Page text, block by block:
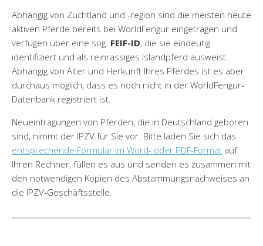
Abhängig von Zuchtland und -region sind die meisten heute
aktiven Pferde bereits bei WorldFengur eingetragen und
verfügen über eine sog. FEIF-ID, die sie eindeutig
identifiziert und als reinrassiges Islandpferd ausweist.
Abhängig von Alter und Herkunft Ihres Pferdes ist es aber
durchaus möglich, dass es noch nicht in der WorldFengur-
Datenbank registriert ist.
Neueintragungen von Pferden, die in Deutschland geboren
sind, nimmt der IPZV für Sie vor. Bitte laden Sie sich das
entsprechende Formular im Word- oder PDF-Format auf
Ihren Rechner, füllen es aus und senden es zusammen mit
den notwendigen Kopien des Abstammungsnachweises an
die IPZV-Geschäftsstelle.